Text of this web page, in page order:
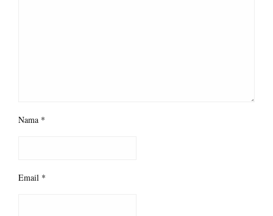
Nama *
Email *